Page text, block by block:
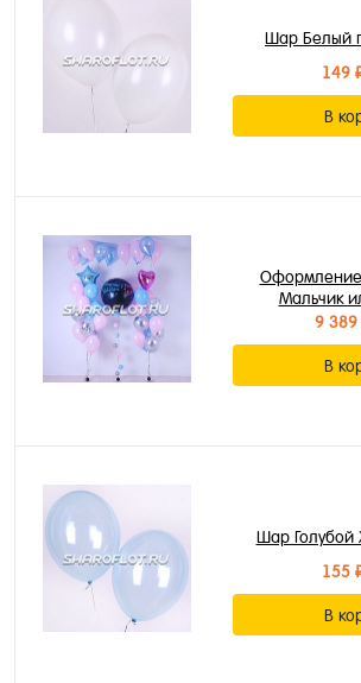
Шар Белый
149
В
Оформление
Мальчик
9
В
Шар Голубой
155
В